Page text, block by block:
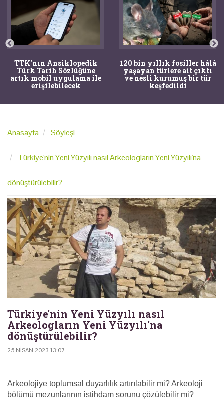
TTK'nın Ansiklopedik
Türk Tarih Sözlüğüne
artık mobil uygulama ile
erişilebilecek
120 bin yıllık fosiller hâlâ
yaşayan türlere ait çıktı
ve nesli kurumuş bir tür
keşfedildi
Anasayfa Söyleşi
Türkiye'nin Yeni Yüzyılı nasıl Arkeologların Yeni Yüzyılı'na
dönüştürülebilir?
Türkiye'nin Yeni Yüzyılı nasıl
Arkeologların Yeni Yüzyılı'na
dönüştürülebilir?
25 NISAN 2023 13:07
Arkeolojiye toplumsal duyarlılık artırılabilir mi? Arkeoloji
bölümü mezunlarının istihdam sorunu çözülebilir mi?